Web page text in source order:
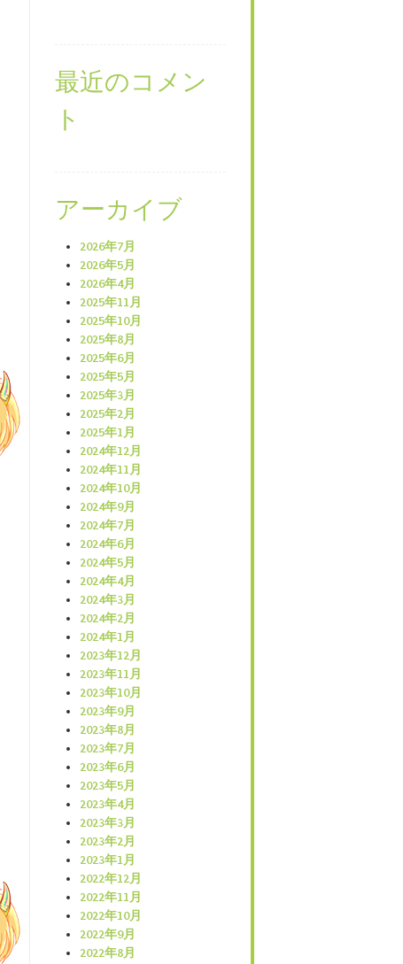
最近のコメン
ト
アーカイブ
2026年7月
2026年5月
2026年4月
2025年11月
2025年10月
2025年8月
2025年6月
2025年5月
2025年3月
2025年2月
2025年1月
2024年12月
2024年11月
2024年10月
2024年9月
2024年7月
2024年6月
2024年5月
2024年4月
2024年3月
2024年2月
2024年1月
2023年12月
2023年11月
2023年10月
2023年9月
2023年8月
2023年7月
2023年6月
2023年5月
2023年4月
2023年3月
2023年2月
2023年1月
2022年12月
2022年11月
2022年10月
2022年9月
2022年8月